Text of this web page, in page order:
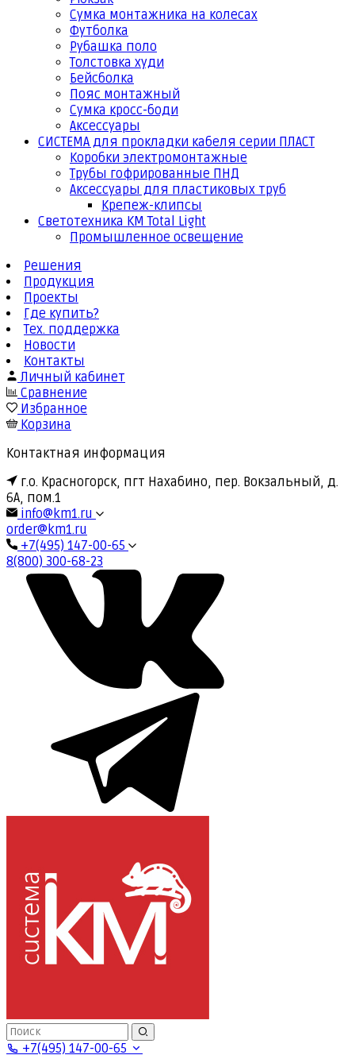
Сумка монтажника на колесах
Футболка
Рубашка поло
Толстовка худи
Бейсболка
Пояс монтажный
Сумка кросс-боди
Аксессуары
СИСТЕМА для прокладки кабеля серии ПЛАСТ
Коробки электромонтажные
Трубы гофрированные ПНД
Аксессуары для пластиковых труб
Крепеж-клипсы
Светотехника КМ Total Light
Промышленное освещение
Решения
Продукция
Проекты
Где купить?
Тех. поддержка
Новости
Контакты
Личный кабинет
Сравнение
Избранное
Корзина
Контактная информация
г.о. Красногорск, пгт Нахабино, пер. Вокзальный, д.
6А, пом.1
info@km1.ru
order@km1.ru
+7(495) 147-00-65
8(800) 300-68-23
+7(495) 147-00-65